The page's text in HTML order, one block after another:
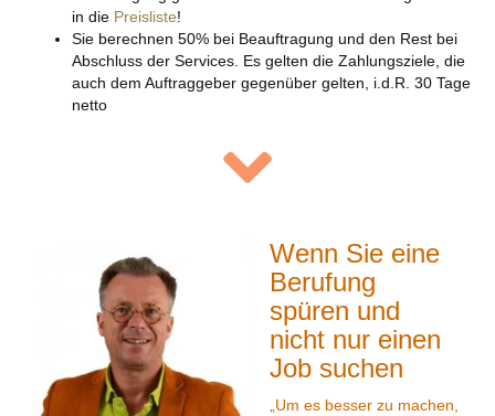
in die Preisliste!
Sie berechnen 50% bei Beauftragung und den Rest bei
Abschluss der Services. Es gelten die Zahlungsziele, die
auch dem Auftraggeber gegenüber gelten, i.d.R. 30 Tage
netto
Wenn Sie eine
Berufung
spüren und
nicht nur einen
Job suchen
„Um es besser zu machen,